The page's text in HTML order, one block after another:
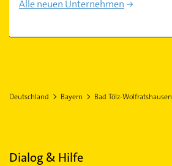
Alle neuen Unternehmen
Deutschland Bayern Bad Tölz-Wolfratshausen
Dialog & Hilfe